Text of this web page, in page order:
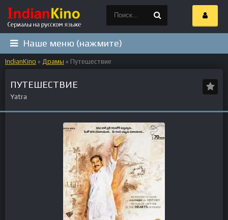
Наше меню (нажмите)
IndianKino » Драмы » Путешествие
ПУТЕШЕСТВИЕ
Yatra